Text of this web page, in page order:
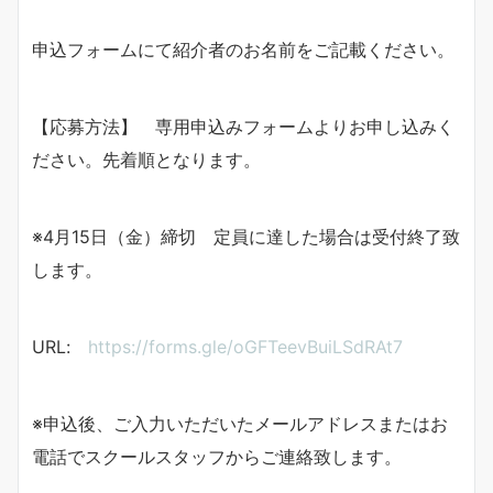
申込フォームにて紹介者のお名前をご記載ください。
【応募方法】 専用申込みフォームよりお申し込みく
ださい。先着順となります。
※4月15日（金）締切 定員に達した場合は受付終了致
します。
URL: https://forms.gle/oGFTeevBuiLSdRAt7
※申込後、ご入力いただいたメールアドレスまたはお
電話でスクールスタッフからご連絡致します。